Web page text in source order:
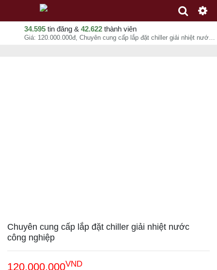
34.595 tin đăng & 42.622 thành viên
Giá: 120.000.000đ, Chuyên cung cấp lắp đặt chiller giải nhiệt nước công nghiệp, Cơ Điện Lạnh Phúc Hải, chuyên mục Thiết kế, xây dựng nhà xưởng tại Huyện Hóc Môn - Hồ Chí Minh - 06-08-2026 06:33:34
Chuyên cung cấp lắp đặt chiller giải nhiệt nước
công nghiệp
120.000.000VND